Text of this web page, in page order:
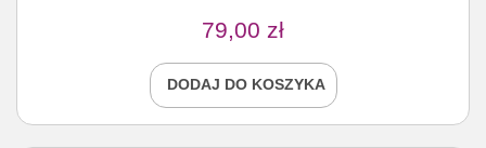
79,00 zł
DODAJ DO KOSZYKA